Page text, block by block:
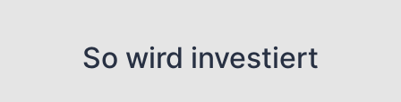
So wird investiert